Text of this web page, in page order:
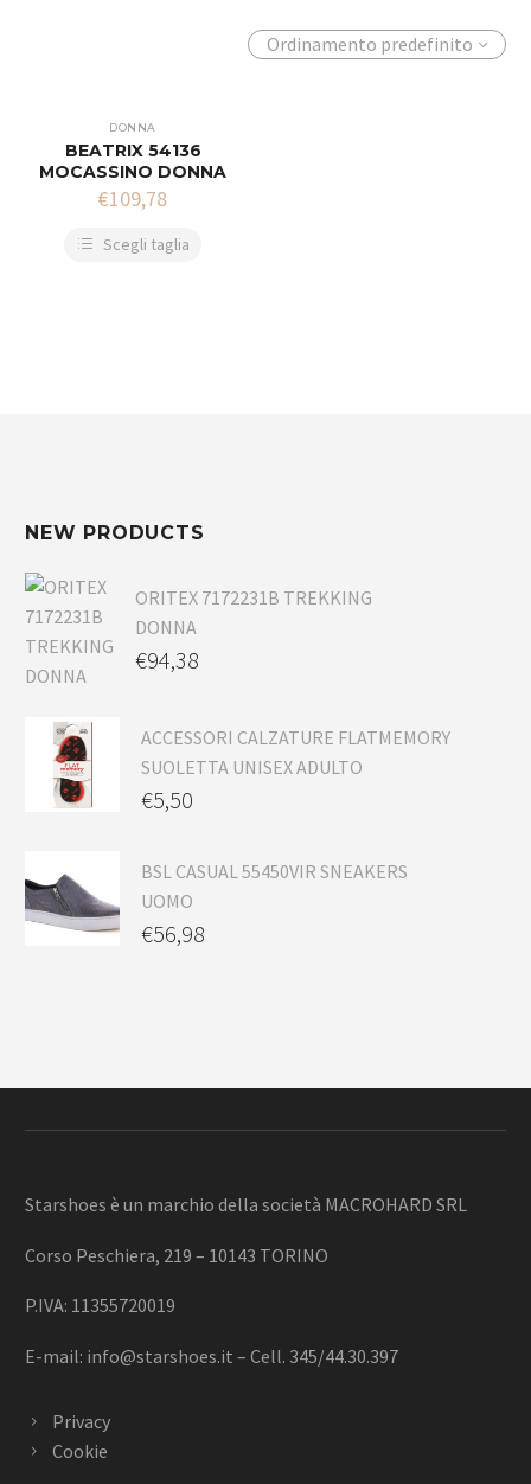
Ordinamento predefinito
DONNA
BEATRIX 54136
MOCASSINO DONNA
€109,78
Scegli taglia
NEW PRODUCTS
ORITEX 7172231B TREKKING
DONNA
€94,38
ACCESSORI CALZATURE FLATMEMORY
SUOLETTA UNISEX ADULTO
€5,50
BSL CASUAL 55450VIR SNEAKERS
UOMO
€56,98
Starshoes è un marchio della società MACROHARD SRL
Corso Peschiera, 219 – 10143 TORINO
P.IVA: 11355720019
E-mail: info@starshoes.it – Cell. 345/44.30.397
Privacy
Cookie